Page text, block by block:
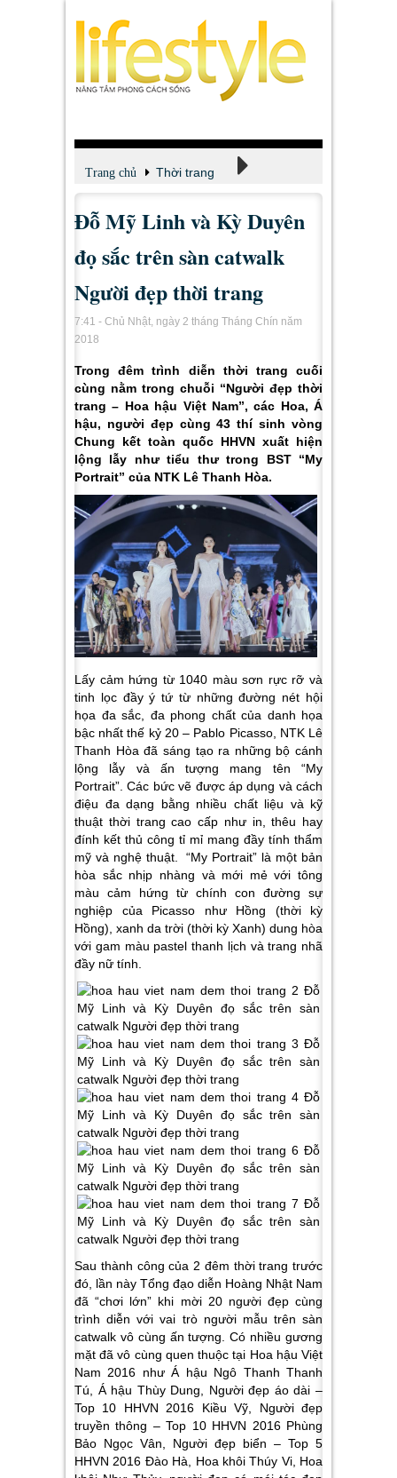
Trang chủ Thời trang
Tin tức - Tư vấn
Đỗ Mỹ Linh và Kỳ Duyên
đọ sắc trên sàn catwalk
Người đẹp thời trang
7:41 - Chủ Nhật, ngày 2 tháng Tháng Chín năm
2018
Trong đêm trình diễn thời trang cuối
cùng nằm trong chuỗi “Người đẹp thời
trang – Hoa hậu Việt Nam”, các Hoa, Á
hậu, người đẹp cùng 43 thí sinh vòng
Chung kết toàn quốc HHVN xuất hiện
lộng lẫy như tiểu thư trong BST “My
Portrait” của NTK Lê Thanh Hòa.
Lấy cảm hứng từ 1040 màu sơn rực rỡ và
tinh lọc đầy ý tứ từ những đường nét hội
họa đa sắc, đa phong chất của danh họa
bậc nhất thế kỷ 20 – Pablo Picasso, NTK Lê
Thanh Hòa đã sáng tạo ra những bộ cánh
lộng lẫy và ấn tượng mang tên “My
Portrait”. Các bức vẽ được áp dụng và cách
điệu đa dạng bằng nhiều chất liệu và kỹ
thuật thời trang cao cấp như in, thêu hay
đính kết thủ công tỉ mỉ mang đầy tính thẩm
mỹ và nghệ thuật. “My Portrait” là một bản
hòa sắc nhịp nhàng và mới mẻ với tông
màu cảm hứng từ chính con đường sự
nghiệp của Picasso như Hồng (thời kỳ
Hồng), xanh da trời (thời kỳ Xanh) dung hòa
với gam màu pastel thanh lịch và trang nhã
đầy nữ tính.
Sau thành công của 2 đêm thời trang trước
đó, lần này Tổng đạo diễn Hoàng Nhật Nam
đã “chơi lớn” khi mời 20 người đẹp cùng
trình diễn với vai trò người mẫu trên sàn
catwalk vô cùng ấn tượng. Có nhiều gương
mặt đã vô cùng quen thuộc tại Hoa hậu Việt
Nam 2016 như Á hậu Ngô Thanh Thanh
Tú, Á hậu Thùy Dung, Người đẹp áo dài –
Top 10 HHVN 2016 Kiều Vỹ, Người đẹp
truyền thông – Top 10 HHVN 2016 Phùng
Bảo Ngọc Vân, Người đẹp biển – Top 5
HHVN 2016 Đào Hà, Hoa khôi Thúy Vi, Hoa